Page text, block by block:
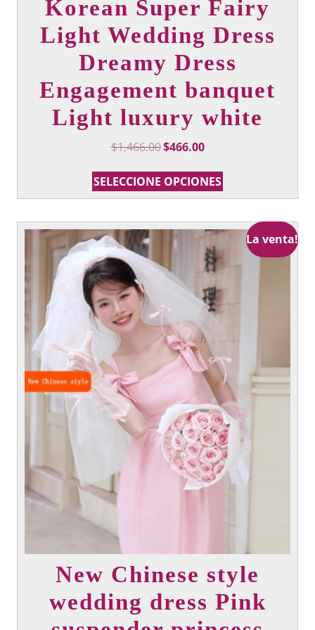
Korean Super Fairy
Light Wedding Dress
Dreamy Dress
Engagement banquet
Light luxury white
$1,466.00Precio
era:
$1,466.00.
$466.00Precio
$466.00.
SELECCIONE OPCIONES
tiene
variantes.
opciones
se
página
del
producto
La venta!
New Chinese style
wedding dress Pink